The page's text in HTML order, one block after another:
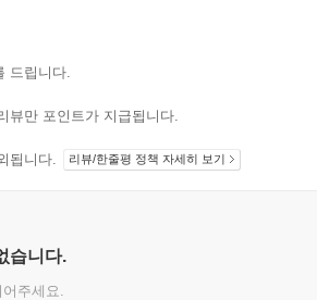
드립니다.
뷰만 포인트가 지급됩니다.
됩니다.
리뷰/한줄평 정책 자세히 보기
습니다.
주세요.